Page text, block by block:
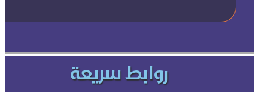
روابط سريعة